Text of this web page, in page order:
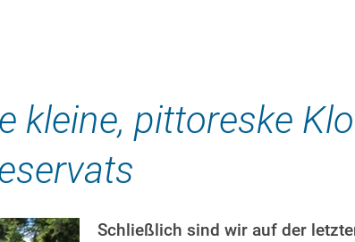
kleine, pittoreske
Schließlich sind wir auf der